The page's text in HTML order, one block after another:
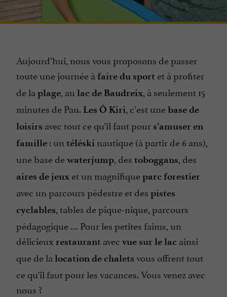
Aujourd’hui, nous vous proposons de passer
toute une journée à faire du sport et à profiter
de la plage, au lac de Baudreix, à seulement 15
minutes de Pau. Les Ô Kiri, c’est unebase de
loisirs avec tout ce qu’il faut pour s’amuser en
famille : un téléski nautique (à partir de 6 ans),
une base dewaterjump, des toboggans, des
aires de jeux et un magnifiqueparc forestier
avec un parcours pédestre et des pistes
cyclables, tables de pique-nique, parcours
pédagogique … Pour les petites faims, un
délicieux restaurant avec vue sur le lac ainsi
que de la location de chalets vous offrent tout
ce qu’il faut pour les vacances. Vous venez avec
nous ?